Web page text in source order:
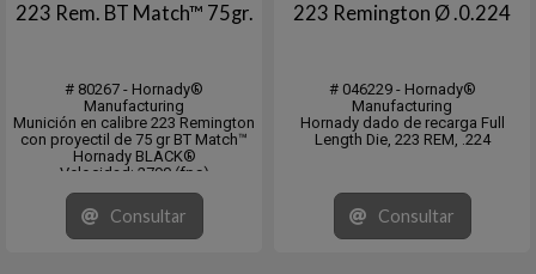
223 Rem. BT Match™ 75gr.
# 80267 - Hornady®
Manufacturing
Munición en calibre 223 Remington
con proyectil de 75 gr BT Match™
Hornady BLACK®
Velocidad: 2790 (fps)
Energía: 1296 (ft/lb)
En Cajita de 20 unidades y master
de 10 x 20
Consultar
223 Remington Ø .0.224
# 046229 - Hornady®
Manufacturing
Hornady dado de recarga Full
Length Die, 223 REM, .224
Consultar